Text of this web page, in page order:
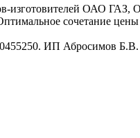
изготовителей ОАО
сочетание
ИП Абросимов Б.В.